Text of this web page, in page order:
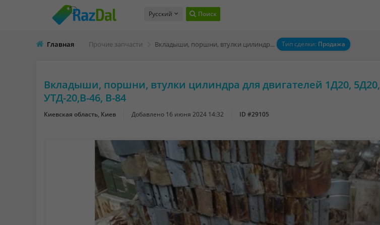
Русский Поиск
Главная Прочие запчасти Вкладыши, поршни, втулки цилиндра для двигателей 1Д20, 5Д20, УТД-20,В-46, В-84 Тип сделки: Продажа
Вкладыши, поршни, втулки цилиндра для двигателей 1Д20, 5Д20,
УТД-20,В-46, В-84
Киевская область, Киев Добавлено 16 июня 2024 14:32 ID #29105